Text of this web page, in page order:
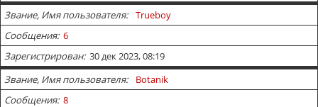
Звание, Имя пользователя
Trueboy
Сообщения 6
Зарегистрирован 30 дек 2023, 08:19
Звание, Имя пользователя
Botanik
Сообщения 8